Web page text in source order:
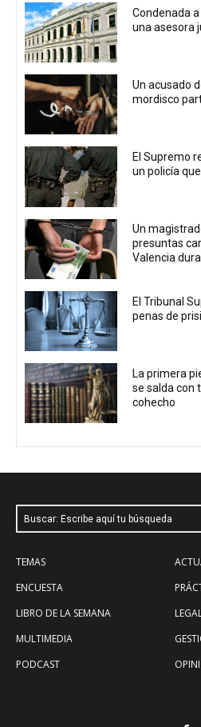
Condenada
una asesora
Un acusado
mordisco
El Supremo
un policía
Un
presuntas
Valencia
El Tribunal
penas de
La primera
se salda con
cohecho
Buscar: Escribe aquí tu búsqueda
TEMAS
ENCUESTA
LIBRO DE LA SEMANA
MULTIMEDIA
PODCAST